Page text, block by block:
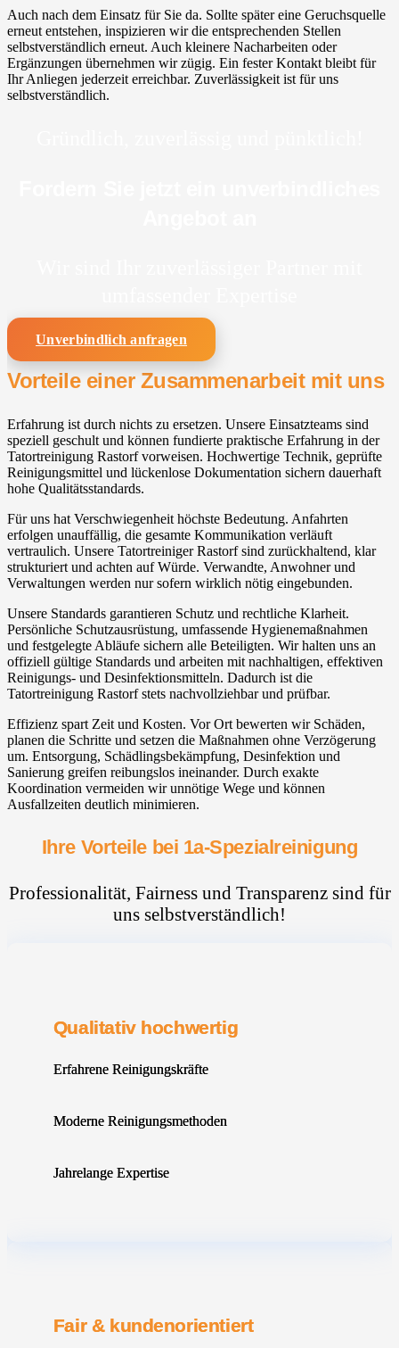
Auch nach dem Einsatz für Sie da. Sollte später eine Geruchsquelle
erneut entstehen, inspizieren wir die entsprechenden Stellen
selbstverständlich erneut. Auch kleinere Nacharbeiten oder
Ergänzungen übernehmen wir zügig. Ein fester Kontakt bleibt für
Ihr Anliegen jederzeit erreichbar. Zuverlässigkeit ist für uns
selbstverständlich.
Unverbindlich anfragen
Vorteile einer Zusammenarbeit mit uns
Erfahrung ist durch nichts zu ersetzen. Unsere Einsatzteams sind
speziell geschult und können fundierte praktische Erfahrung in der
Tatortreinigung Rastorf vorweisen. Hochwertige Technik, geprüfte
Reinigungsmittel und lückenlose Dokumentation sichern dauerhaft
hohe Qualitätsstandards.
Für uns hat Verschwiegenheit höchste Bedeutung. Anfahrten
erfolgen unauffällig, die gesamte Kommunikation verläuft
vertraulich. Unsere Tatortreiniger Rastorf sind zurückhaltend, klar
strukturiert und achten auf Würde. Verwandte, Anwohner und
Verwaltungen werden nur sofern wirklich nötig eingebunden.
Unsere Standards garantieren Schutz und rechtliche Klarheit.
Persönliche Schutzausrüstung, umfassende Hygienemaßnahmen
und festgelegte Abläufe sichern alle Beteiligten. Wir halten uns an
offiziell gültige Standards und arbeiten mit nachhaltigen, effektiven
Reinigungs- und Desinfektionsmitteln. Dadurch ist die
Tatortreinigung Rastorf stets nachvollziehbar und prüfbar.
Effizienz spart Zeit und Kosten. Vor Ort bewerten wir Schäden,
planen die Schritte und setzen die Maßnahmen ohne Verzögerung
um. Entsorgung, Schädlingsbekämpfung, Desinfektion und
Sanierung greifen reibungslos ineinander. Durch exakte
Koordination vermeiden wir unnötige Wege und können
Ausfallzeiten deutlich minimieren.
Ihre Vorteile bei 1a-Spezialreinigung
Professionalität, Fairness und Transparenz sind für
uns selbstverständlich!
Qualitativ hochwertig
Erfahrene Reinigungskräfte
Moderne Reinigungsmethoden
Jahrelange Expertise
Fair & kundenorientiert